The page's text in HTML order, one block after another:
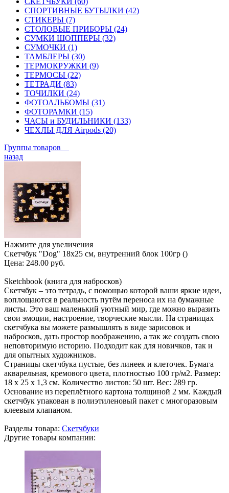
СПОРТИВНЫЕ БУТЫЛКИ (42)
СТИКЕРЫ (7)
СТОЛОВЫЕ ПРИБОРЫ (24)
СУМКИ ШОППЕРЫ (32)
СУМОЧКИ (1)
ТАМБЛЕРЫ (30)
ТЕРМОКРУЖКИ (9)
ТЕРМОСЫ (22)
ТЕТРАДИ (83)
ТОЧИЛКИ (24)
ФОТОАЛЬБОМЫ (31)
ФОТОРАМКИ (15)
ЧАСЫ и БУДИЛЬНИКИ (133)
ЧЕХЛЫ ДЛЯ Airpods (20)
Группы товаров
назад
Нажмите для увеличения
Скетчбук "Dog" 18х25 см, внутренний блок 100гр ()
Цена: 248.00 руб.
Sketchbook (книга для набросков)
Скетчбук – это тетрадь, с помощью которой ваши яркие идеи,
воплощаются в реальность путём переноса их на бумажные
листы. Это ваш маленький уютный мир, где можно выразить
свои эмоции, настроение, творческие мысли. На страницах
скетчбука вы можете размышлять в виде зарисовок и
набросков, дать простор воображению, а так же создать свою
неповторимую историю. Подходит как для новичков, так и
для опытных художников.
Страницы скетчбука пустые, без линеек и клеточек. Бумага
акварельная, кремового цвета, плотностью 100 гр/м2. Размер:
18 х 25 х 1,3 см. Количество листов: 50 шт. Вес: 289 гр.
Основание из переплётного картона толщиной 2 мм. Каждый
скетчбук упакован в полиэтиленовый пакет с многоразовым
клеевым клапаном.
Разделы товара: Скетчбуки
Другие товары компании: